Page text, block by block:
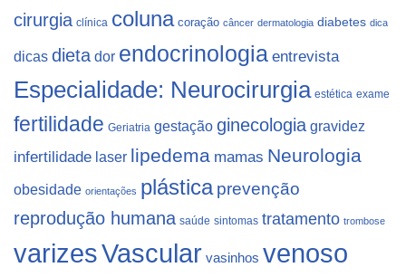
cirurgia clínica coluna coração câncer dermatologia diabetes dica
dicas dieta dor endocrinologia entrevista
Especialidade: Neurocirurgia estética exame
fertilidade Geriatria gestação ginecologia gravidez
infertilidade laser lipedema mamas Neurologia
obesidade orientações plástica prevenção
reprodução humana saúde sintomas tratamento trombose
varizesVascular vasinhos venoso